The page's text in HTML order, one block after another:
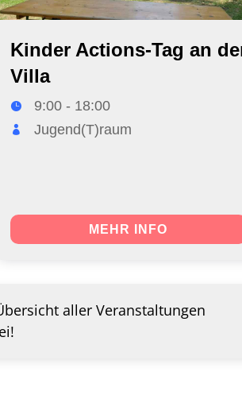
Kinder Actions-Tag an
Villa
9:00 - 18:00
Jugend(T)raum
MEHR INFO
aller Veranstaltungen